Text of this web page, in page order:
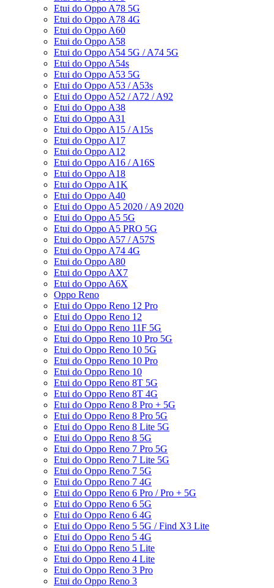
Etui do Oppo A78 5G
Etui do Oppo A78 4G
Etui do Oppo A60
Etui do Oppo A58
Etui do Oppo A54 5G / A74 5G
Etui do Oppo A54s
Etui do Oppo A53 5G
Etui do Oppo A53 / A53s
Etui do Oppo A52 / A72 / A92
Etui do Oppo A38
Etui do Oppo A31
Etui do Oppo A15 / A15s
Etui do Oppo A17
Etui do Oppo A12
Etui do Oppo A16 / A16S
Etui do Oppo A18
Etui do Oppo A1K
Etui do Oppo A40
Etui do Oppo A5 2020 / A9 2020
Etui do Oppo A5 5G
Etui do Oppo A5 PRO 5G
Etui do Oppo A57 / A57S
Etui do Oppo A74 4G
Etui do Oppo A80
Etui do Oppo AX7
Etui do Oppo A6X
Oppo Reno
Etui do Oppo Reno 12 Pro
Etui do Oppo Reno 12
Etui do Oppo Reno 11F 5G
Etui do Oppo Reno 10 Pro 5G
Etui do Oppo Reno 10 5G
Etui do Oppo Reno 10 Pro
Etui do Oppo Reno 10
Etui do Oppo Reno 8T 5G
Etui do Oppo Reno 8T 4G
Etui do Oppo Reno 8 Pro + 5G
Etui do Oppo Reno 8 Pro 5G
Etui do Oppo Reno 8 Lite 5G
Etui do Oppo Reno 8 5G
Etui do Oppo Reno 7 Pro 5G
Etui do Oppo Reno 7 Lite 5G
Etui do Oppo Reno 7 5G
Etui do Oppo Reno 7 4G
Etui do Oppo Reno 6 Pro / Pro + 5G
Etui do Oppo Reno 6 5G
Etui do Oppo Reno 6 4G
Etui do Oppo Reno 5 5G / Find X3 Lite
Etui do Oppo Reno 5 4G
Etui do Oppo Reno 5 Lite
Etui do Oppo Reno 4 Lite
Etui do Oppo Reno 3 Pro
Etui do Oppo Reno 3